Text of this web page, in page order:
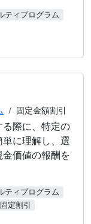
ティプログラム
固定金額割引
際に、特定の
に理解し、選
価値の報酬を
ティプログラム
固定割引